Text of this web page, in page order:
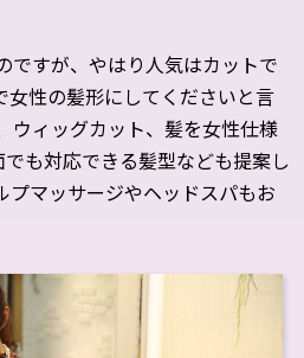
ですが、やはり人気はカットで
女性の髪形にしてくださいと言
ウィッグカット、髪を女性仕様
も対応できる髪型なども提案し
プマッサージやヘッドスパもお